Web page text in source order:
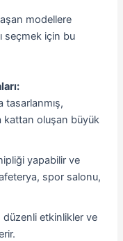
modellere
seçmek için bu
tasarlanmış,
kattan oluşan büyük
yapabilir ve
spor salonu,
etkinlikler ve